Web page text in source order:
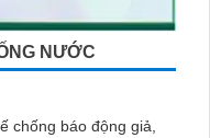
NƯỚC
chống báo động giả,